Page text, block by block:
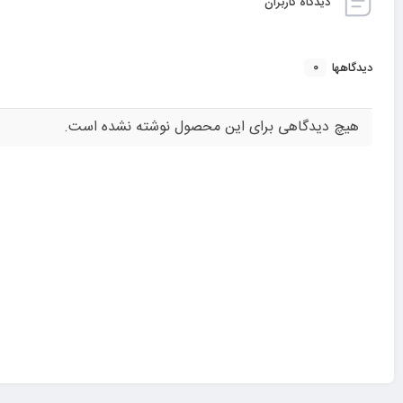
دیدگاهها 0
هیچ دیدگاهی برای این محصول نوشته نشده است.